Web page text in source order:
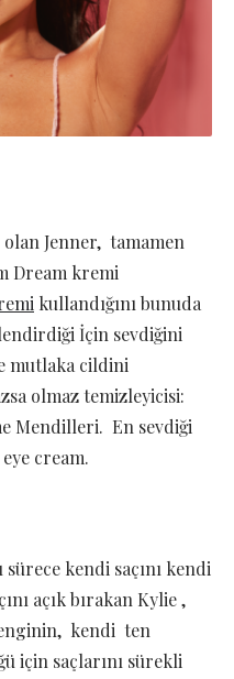
Jenner, tamamen
Dream kremi
kullandığını bunuda
İçin sevdiğini
mutlaka cildini
olmaz temizleyicisi:
Mendilleri. En sevdiği
cream.
kendi saçını kendi
açık bırakan Kylie ,
kendi ten
için saçlarını sürekli